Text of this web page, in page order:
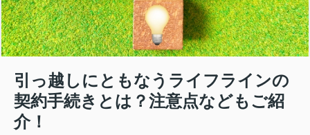
引っ越しにともなうライフラインの
契約手続きとは？注意点などもご紹
介！